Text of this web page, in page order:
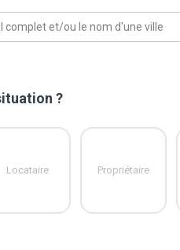
complet et/ou le nom d'une ville
?
Locataire Propriétaire